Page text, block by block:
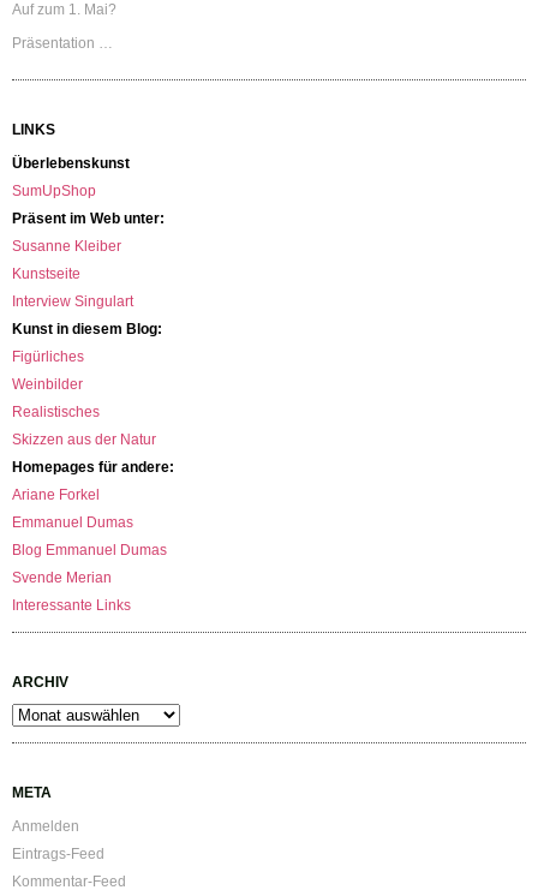
Auf zum 1. Mai?
Präsentation …
LINKS
Überlebenskunst
SumUpShop
Präsent im Web unter:
Susanne Kleiber
Kunstseite
Interview Singulart
Kunst in diesem Blog:
Figürliches
Weinbilder
Realistisches
Skizzen aus der Natur
Homepages für andere:
Ariane Forkel
Emmanuel Dumas
Blog Emmanuel Dumas
Svende Merian
Interessante Links
ARCHIV
Archiv
META
Anmelden
Eintrags-Feed
Kommentar-Feed